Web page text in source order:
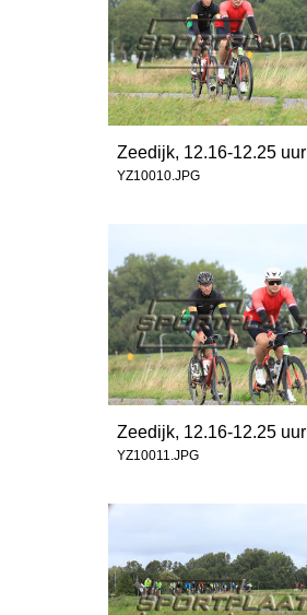
Zeedijk, 12.16-12.25 uur
YZ10010.JPG
Zeedijk, 12.16-12.25 uur
YZ10011.JPG